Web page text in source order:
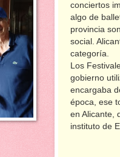
conciertos
algo de
provincia
social.
categoría.
Los
gobierno
encargaba
época, ese
en Alicante,
instituto de